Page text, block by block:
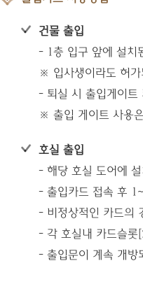
건물 출입
- 1층 입구 앞에 설치
※ 입사생이라도 허
- 퇴실 시 출입게이트
※ 출입 게이트 사용
호실 출입
- 해당 호실 도어에
- 출입카드 접속 후
- 비정상적인 카드의
- 각 호실내 카드슬롯
- 출입문이 계속 개방